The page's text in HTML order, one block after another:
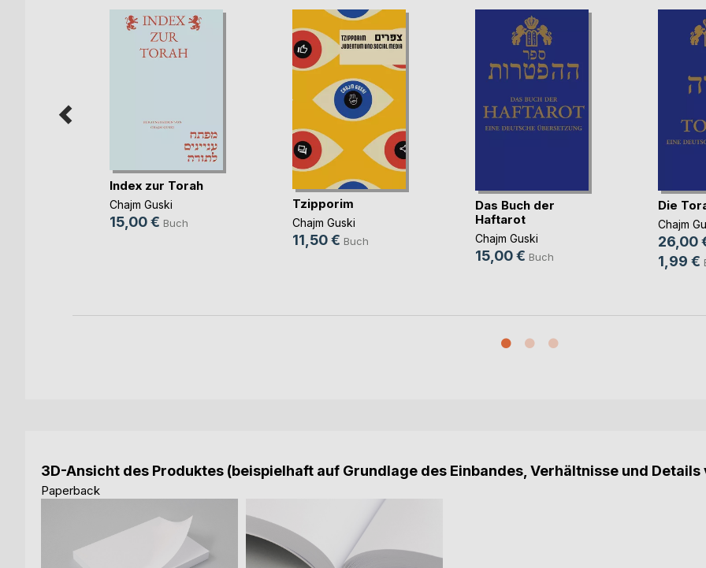
Index zur Torah
Chajm Guski
15,00 € Buch
Tzipporim
Chajm Guski
11,50 € Buch
Das Buch der
Haftarot
Chajm Guski
15,00 € Buch
Die
Chajm
26,00
1,99 €
3D-Ansicht des Produktes (beispielhaft auf Grundlage des Einbandes, Verhältnisse und
Paperback